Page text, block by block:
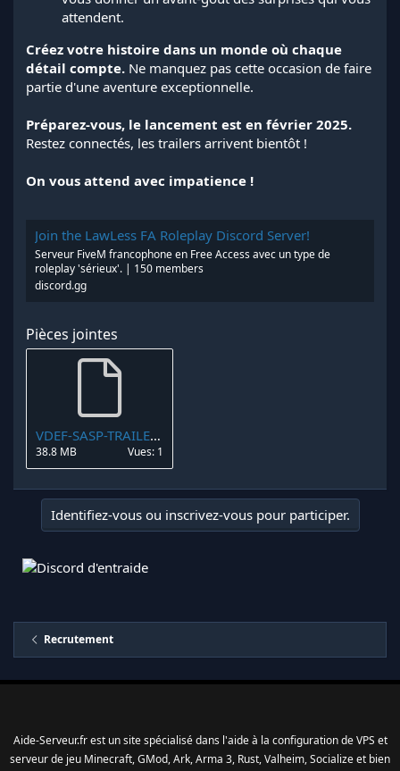
attendent.
Créez votre histoire dans un monde où chaque
détail compte. Ne manquez pas cette occasion de faire
partie d'une aventure exceptionnelle.
Préparez-vous, le lancement est en février 2025.
Restez connectés, les trailers arrivent bientôt !
On vous attend avec impatience !
Join the LawLess FA Roleplay Discord Server!
Serveur FiveM francophone en Free Access avec un type de
roleplay 'sérieux'. | 150 members
discord.gg
Pièces jointes
VDEF-SASP-TRAILER1.mov
38.8 MB Vues: 1
Identifiez-vous ou inscrivez-vous pour participer.
Recrutement
Aide-Serveur.fr est un site spécialisé dans l'aide à la configuration de VPS et
serveur de jeu Minecraft, GMod, Ark, Arma 3, Rust, Valheim, Socialize et bien